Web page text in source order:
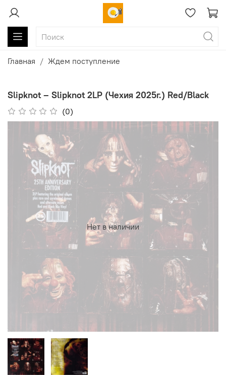
Главная Ждем поступление
Slipknot ‎– Slipknot 2LP (Чехия 2025г.) Red/Black
(0)
Нет в наличии